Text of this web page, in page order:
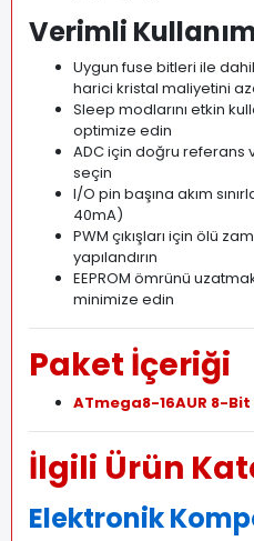
Verimli
Uygun fuse bitleri ile
harici kristal maliyetini
Sleep modlarını etkin
optimize edin
ADC için doğru referans
seçin
I/O pin başına akım
40mA)
PWM çıkışları için ölü
yapılandırın
EEPROM ömrünü
minimize edin
Paket İçeriği
ATmega8-16AUR 8-Bit
İlgili Ürün
Elektronik